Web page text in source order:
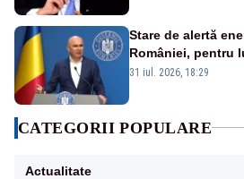
Stare de alertă
României, pentru
a anunțat
31 iul. 2026, 18:29
CATEGORII POPULARE
Actualitate